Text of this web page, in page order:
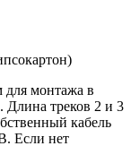
для монтажа в
треков 2 и 3
кабель
Если нет